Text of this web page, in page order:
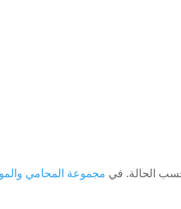
حسب الحالة. في مجموعة المحامي